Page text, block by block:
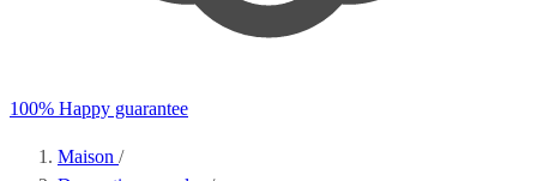
100% Happy guarantee
Maison /